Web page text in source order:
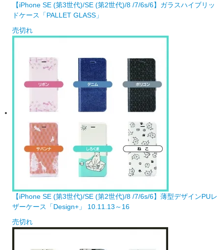
【iPhone SE (第3世代)/SE (第2世代)/8 /7/6s/6】ガラスハイブリッ
ドケース「PALLET GLASS」
売切れ
【iPhone SE (第3世代)/SE (第2世代)/8 /7/6s/6】薄型デザインPUレ
ザーケース「Design+」 10.11.13～16
売切れ